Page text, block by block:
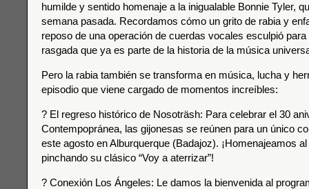
humilde y sentido homenaje a la inigualable Bonnie Tyler,
semana pasada. Recordamos cómo un grito de rabia y
reposo de una operación de cuerdas vocales esculpió
rasgada que ya es parte de la historia de la música
Pero la rabia también se transforma en música, lucha y
episodio que viene cargado de momentos increíbles:
? El regreso histórico de Nosoträsh: Para celebrar el 30
Contempopránea, las gijonesas se reúnen para un único
este agosto en Alburquerque (Badajoz). ¡Homenajeamos
pinchando su clásico “Voy a aterrizar”!
? Conexión Los Ángeles: Le damos la bienvenida al